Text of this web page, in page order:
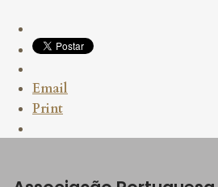
Email
Print